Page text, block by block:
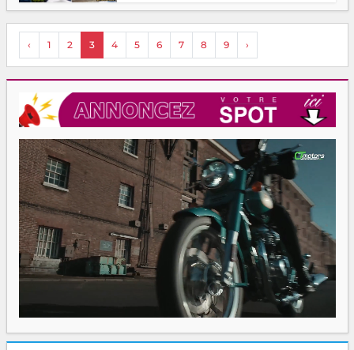
‹ 1 2 3 4 5 6 7 8 9 ›